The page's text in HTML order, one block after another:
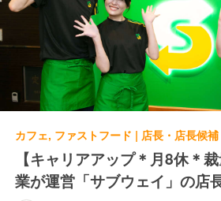
カフェ, ファストフード | 店長・店長候補
【キャリアアップ＊月8休＊
業が運営「サブウェイ」の店